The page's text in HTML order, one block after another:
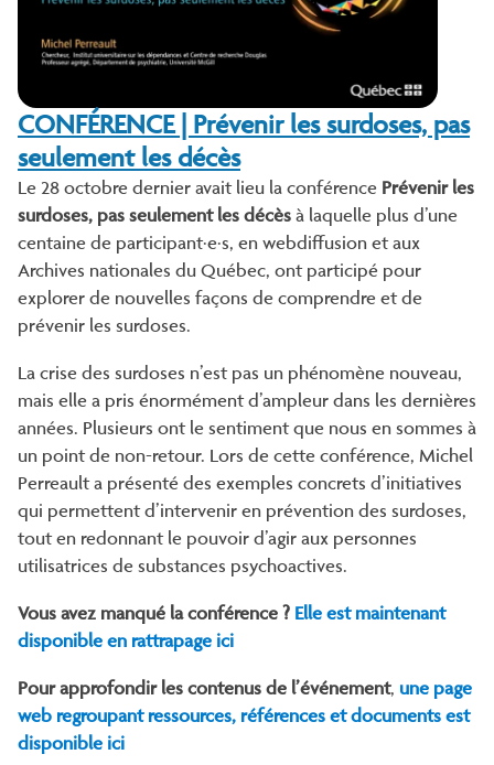
CONFÉRENCE | Prévenir les surdoses, pas
seulement les décès
Le 28 octobre dernier avait lieu la conférence Prévenir les
surdoses, pas seulement les décès à laquelle plus d’une
centaine de participant·e·s, en webdiffusion et aux
Archives nationales du Québec, ont participé pour
explorer de nouvelles façons de comprendre et de
prévenir les surdoses.
La crise des surdoses n’est pas un phénomène nouveau,
mais elle a pris énormément d’ampleur dans les dernières
années. Plusieurs ont le sentiment que nous en sommes à
un point de non-retour. Lors de cette conférence, Michel
Perreault a présenté des exemples concrets d’initiatives
qui permettent d’intervenir en prévention des surdoses,
tout en redonnant le pouvoir d’agir aux personnes
utilisatrices de substances psychoactives.
Vous avez manqué la conférence ? Elle est maintenant
disponible en rattrapage ici
Pour approfondir les contenus de l’événement, une page
web regroupant ressources, références et documents est
disponible ici